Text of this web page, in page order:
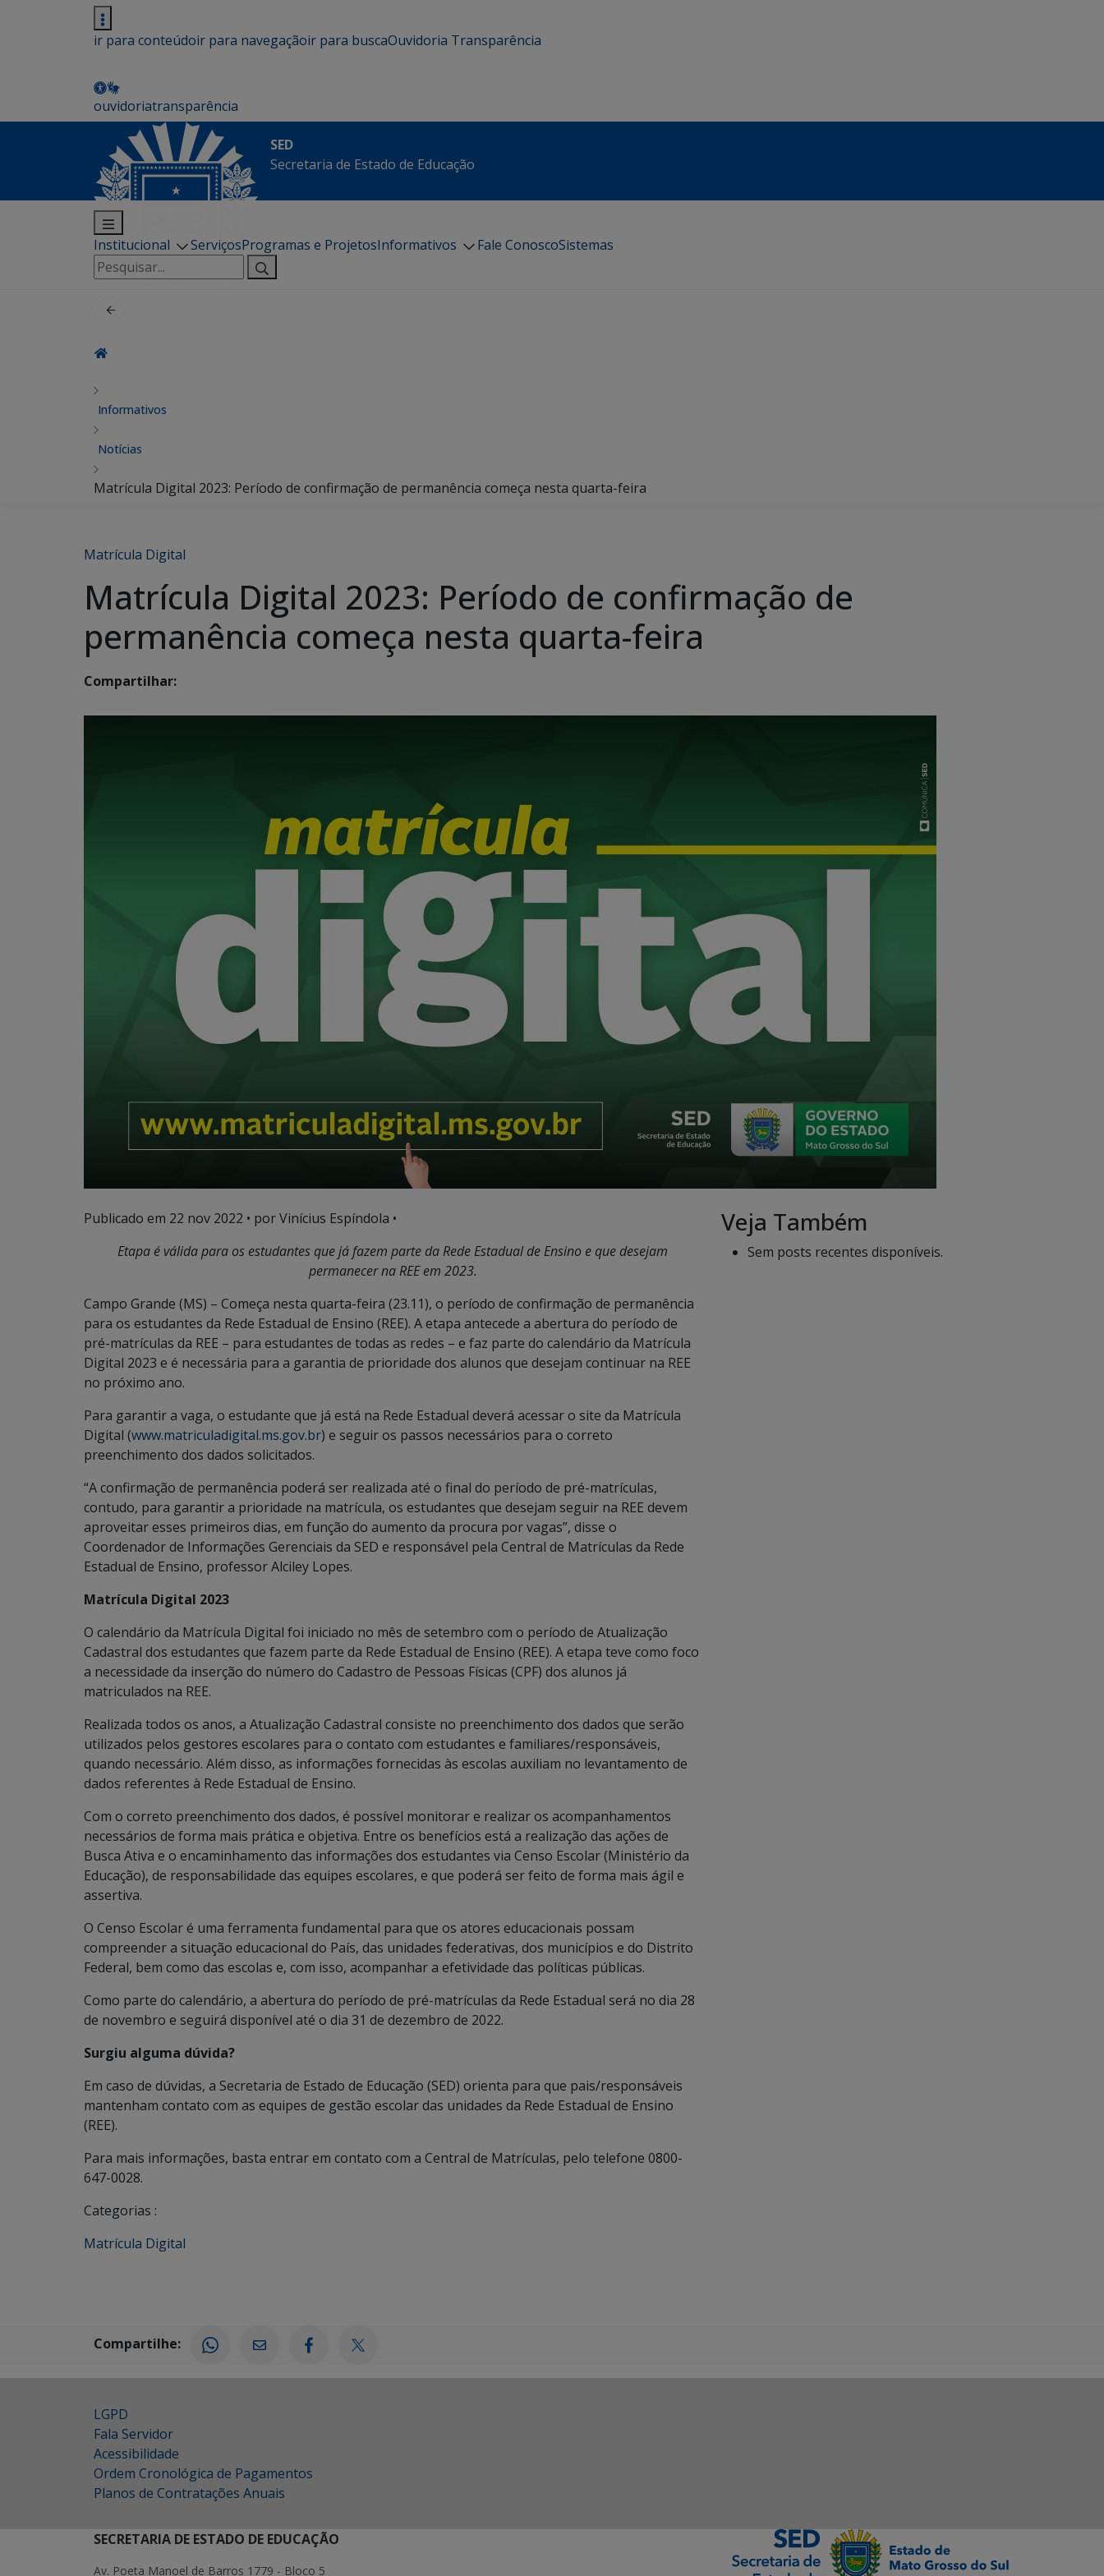
ir para conteúdoir para navegaçãoir para buscaOuvidoria Transparência
ouvidoriatransparência
SED
Secretaria de Estado de Educação
Institucional ServiçosProgramas e ProjetosInformativos Fale ConoscoSistemas
Pesquisar
por:
Informativos
Notícias
Matrícula Digital 2023: Período de confirmação de permanência começa nesta quarta-feira
Matrícula Digital
Matrícula Digital 2023: Período de confirmação de
permanência começa nesta quarta-feira
Compartilhar:
Publicado em 22 nov 2022 • por Vinícius Espíndola •
Etapa é válida para os estudantes que já fazem parte da Rede Estadual de Ensino e que desejam
permanecer na REE em 2023.
Campo Grande (MS) – Começa nesta quarta-feira (23.11), o período de confirmação de permanência
para os estudantes da Rede Estadual de Ensino (REE). A etapa antecede a abertura do período de
pré-matrículas da REE – para estudantes de todas as redes – e faz parte do calendário da Matrícula
Digital 2023 e é necessária para a garantia de prioridade dos alunos que desejam continuar na REE
no próximo ano.
Para garantir a vaga, o estudante que já está na Rede Estadual deverá acessar o site da Matrícula
Digital (www.matriculadigital.ms.gov.br) e seguir os passos necessários para o correto
preenchimento dos dados solicitados.
“A confirmação de permanência poderá ser realizada até o final do período de pré-matrículas,
contudo, para garantir a prioridade na matrícula, os estudantes que desejam seguir na REE devem
aproveitar esses primeiros dias, em função do aumento da procura por vagas”, disse o
Coordenador de Informações Gerenciais da SED e responsável pela Central de Matrículas da Rede
Estadual de Ensino, professor Alciley Lopes.
Matrícula Digital 2023
O calendário da Matrícula Digital foi iniciado no mês de setembro com o período de Atualização
Cadastral dos estudantes que fazem parte da Rede Estadual de Ensino (REE). A etapa teve como foco
a necessidade da inserção do número do Cadastro de Pessoas Físicas (CPF) dos alunos já
matriculados na REE.
Realizada todos os anos, a Atualização Cadastral consiste no preenchimento dos dados que serão
utilizados pelos gestores escolares para o contato com estudantes e familiares/responsáveis,
quando necessário. Além disso, as informações fornecidas às escolas auxiliam no levantamento de
dados referentes à Rede Estadual de Ensino.
Com o correto preenchimento dos dados, é possível monitorar e realizar os acompanhamentos
necessários de forma mais prática e objetiva. Entre os benefícios está a realização das ações de
Busca Ativa e o encaminhamento das informações dos estudantes via Censo Escolar (Ministério da
Educação), de responsabilidade das equipes escolares, e que poderá ser feito de forma mais ágil e
assertiva.
O Censo Escolar é uma ferramenta fundamental para que os atores educacionais possam
compreender a situação educacional do País, das unidades federativas, dos municípios e do Distrito
Federal, bem como das escolas e, com isso, acompanhar a efetividade das políticas públicas.
Como parte do calendário, a abertura do período de pré-matrículas da Rede Estadual será no dia 28
de novembro e seguirá disponível até o dia 31 de dezembro de 2022.
Surgiu alguma dúvida?
Em caso de dúvidas, a Secretaria de Estado de Educação (SED) orienta para que pais/responsáveis
mantenham contato com as equipes de gestão escolar das unidades da Rede Estadual de Ensino
(REE).
Para mais informações, basta entrar em contato com a Central de Matrículas, pelo telefone 0800-
647-0028.
Categorias :
Matrícula Digital
Veja Também
Sem posts recentes disponíveis.
Compartilhe:
LGPD
Fala Servidor
Acessibilidade
Ordem Cronológica de Pagamentos
Planos de Contratações Anuais
SECRETARIA DE ESTADO DE EDUCAÇÃO
Av. Poeta Manoel de Barros 1779 - Bloco 5